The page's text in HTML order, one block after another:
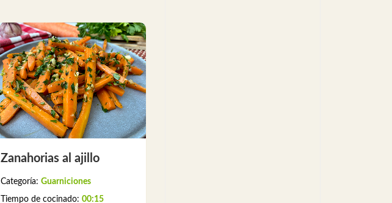
Zanahorias al ajillo
Categoría: Guarniciones
Tiempo de cocinado: 00:15